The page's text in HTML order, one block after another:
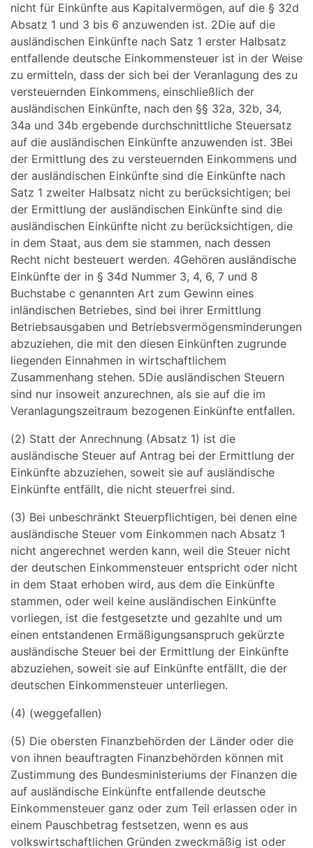
nicht für Einkünfte aus Kapitalvermögen, auf die § 32d
Absatz 1 und 3 bis 6 anzuwenden ist. 2Die auf die
ausländischen Einkünfte nach Satz 1 erster Halbsatz
entfallende deutsche Einkommensteuer ist in der Weise
zu ermitteln, dass der sich bei der Veranlagung des zu
versteuernden Einkommens, einschließlich der
ausländischen Einkünfte, nach den §§ 32a, 32b, 34,
34a und 34b ergebende durchschnittliche Steuersatz
auf die ausländischen Einkünfte anzuwenden ist. 3Bei
der Ermittlung des zu versteuernden Einkommens und
der ausländischen Einkünfte sind die Einkünfte nach
Satz 1 zweiter Halbsatz nicht zu berücksichtigen; bei
der Ermittlung der ausländischen Einkünfte sind die
ausländischen Einkünfte nicht zu berücksichtigen, die
in dem Staat, aus dem sie stammen, nach dessen
Recht nicht besteuert werden. 4Gehören ausländische
Einkünfte der in § 34d Nummer 3, 4, 6, 7 und 8
Buchstabe c genannten Art zum Gewinn eines
inländischen Betriebes, sind bei ihrer Ermittlung
Betriebsausgaben und Betriebsvermögensminderungen
abzuziehen, die mit den diesen Einkünften zugrunde
liegenden Einnahmen in wirtschaftlichem
Zusammenhang stehen. 5Die ausländischen Steuern
sind nur insoweit anzurechnen, als sie auf die im
Veranlagungszeitraum bezogenen Einkünfte entfallen.
(2) Statt der Anrechnung (Absatz 1) ist die
ausländische Steuer auf Antrag bei der Ermittlung der
Einkünfte abzuziehen, soweit sie auf ausländische
Einkünfte entfällt, die nicht steuerfrei sind.
(3) Bei unbeschränkt Steuerpflichtigen, bei denen eine
ausländische Steuer vom Einkommen nach Absatz 1
nicht angerechnet werden kann, weil die Steuer nicht
der deutschen Einkommensteuer entspricht oder nicht
in dem Staat erhoben wird, aus dem die Einkünfte
stammen, oder weil keine ausländischen Einkünfte
vorliegen, ist die festgesetzte und gezahlte und um
einen entstandenen Ermäßigungsanspruch gekürzte
ausländische Steuer bei der Ermittlung der Einkünfte
abzuziehen, soweit sie auf Einkünfte entfällt, die der
deutschen Einkommensteuer unterliegen.
(4) (weggefallen)
(5) Die obersten Finanzbehörden der Länder oder die
von ihnen beauftragten Finanzbehörden können mit
Zustimmung des Bundesministeriums der Finanzen die
auf ausländische Einkünfte entfallende deutsche
Einkommensteuer ganz oder zum Teil erlassen oder in
einem Pauschbetrag festsetzen, wenn es aus
volkswirtschaftlichen Gründen zweckmäßig ist oder